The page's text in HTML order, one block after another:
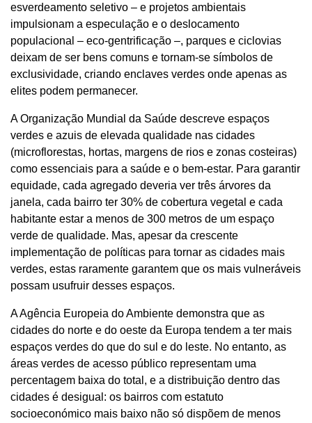
esverdeamento seletivo – e projetos ambientais
impulsionam a especulação e o deslocamento
populacional – eco-gentrificação –, parques e ciclovias
deixam de ser bens comuns e tornam-se símbolos de
exclusividade, criando enclaves verdes onde apenas as
elites podem permanecer.
A Organização Mundial da Saúde descreve espaços
verdes e azuis de elevada qualidade nas cidades
(microflorestas, hortas, margens de rios e zonas costeiras)
como essenciais para a saúde e o bem-estar. Para garantir
equidade, cada agregado deveria ver três árvores da
janela, cada bairro ter 30% de cobertura vegetal e cada
habitante estar a menos de 300 metros de um espaço
verde de qualidade. Mas, apesar da crescente
implementação de políticas para tornar as cidades mais
verdes, estas raramente garantem que os mais vulneráveis
possam usufruir desses espaços.
A Agência Europeia do Ambiente demonstra que as
cidades do norte e do oeste da Europa tendem a ter mais
espaços verdes do que do sul e do leste. No entanto, as
áreas verdes de acesso público representam uma
percentagem baixa do total, e a distribuição dentro das
cidades é desigual: os bairros com estatuto
socioeconómico mais baixo não só dispõem de menos